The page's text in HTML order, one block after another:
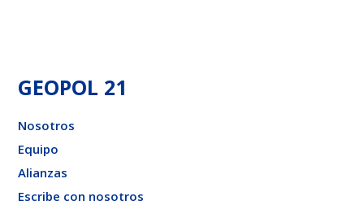
GEOPOL 21
Nosotros
Equipo
Alianzas
Escribe con nosotros